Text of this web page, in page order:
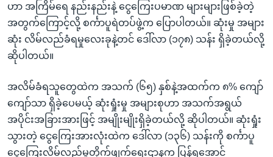
ဟာ အကြိမ်ရေ နည်းနည်းနဲ့ ငွေ‌ကြေးပမာဏ များများဖြစ်ခဲ့တဲ့
အတွက်ကြောင့်လို့ စင်္ကာပူရဲတပ်ဖွဲ့က ပြောပါတယ်။ ဆုံးမှု အများ
ဆုံး လိမ်လည်ခံရမှုလေးခုနဲ့တင် ဒေါ်လာ (၁၇၈) သန်း ရှိခဲ့တယ်လို့
ဆိုပါတယ်။
အလိမ်ခံရသူတွေထဲက အသက် (၆၅) နှစ်နဲ့အထက်က ၈% ကျော်
ကျော်သာ ရှိခဲ့ပေမယ့် ဆုံးရှုံးမှု အများစုဟာ အသက်အရွယ်
အပိုင်းအခြားအားဖြင့် အမျိုးမျိုးရှိခဲ့တယ်လို့ ဆိုပါတယ်။ ဆုံးရှုံး
သွားတဲ့ ငွေကြေးအားလုံးထဲက ဒေါ်လာ (၁၃၆) သန်းကို စင်္ကာပူ
ငွေကြေးလိမ်လည်မှုတိုက်ဖျက်ရေးဌာနက ပြန်ရအောင်